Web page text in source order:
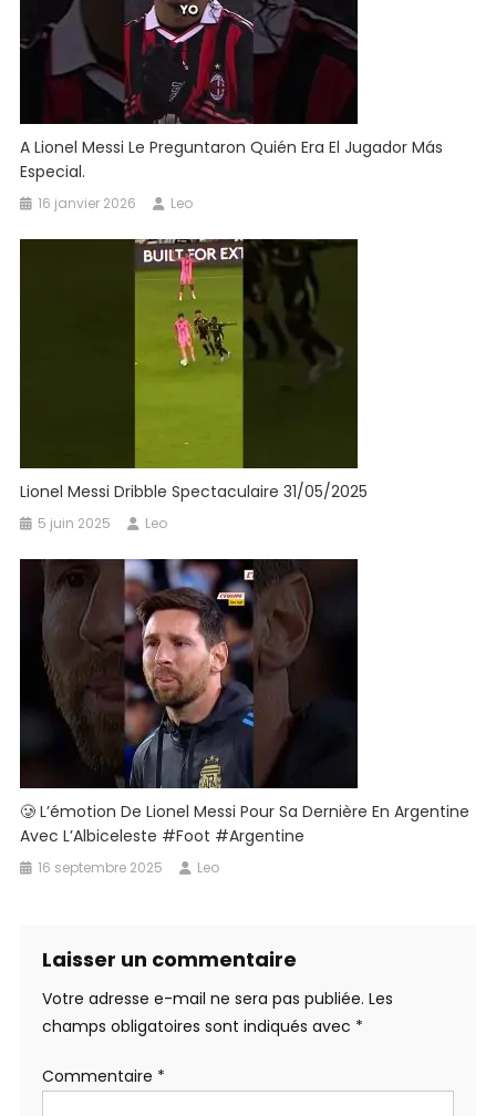
A Lionel Messi Le Preguntaron Quién Era El Jugador Más
Especial.
16 janvier 2026 Leo
Lionel Messi Dribble Spectaculaire 31/05/2025
5 juin 2025 Leo
​🥲 L’émotion De Lionel Messi Pour Sa Dernière ​en Argentine
Avec L’Albiceleste #foot #argentine
16 septembre 2025 Leo
Laisser un commentaire
Votre adresse e-mail ne sera pas publiée. Les
champs obligatoires sont indiqués avec *
Commentaire *